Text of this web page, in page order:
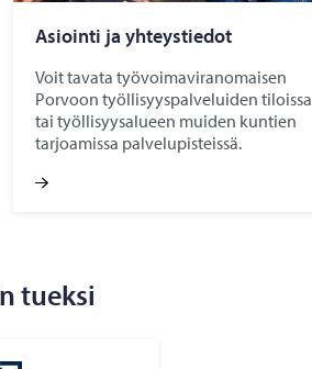
Asioin­ti ja yh­teys­tie­dot
Voit tavata työvoimaviranomaisen
Porvoon työllisyyspalveluiden tiloissa
tai työllisyysalueen muiden kuntien
tarjoamissa palvelupisteissä.
tueksi